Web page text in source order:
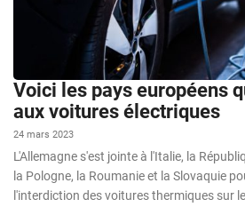
Voici les pays européens
aux voitures électriques
24 mars 2023
L'Allemagne s'est jointe à l'Italie, la
la Pologne, la Roumanie et la Slovaquie
l'interdiction des voitures thermiques sur